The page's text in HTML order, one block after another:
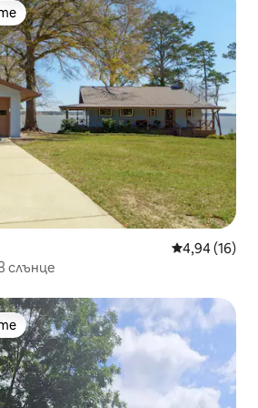
на гостите
Средна
4,94 (16)
слънце
на гостите